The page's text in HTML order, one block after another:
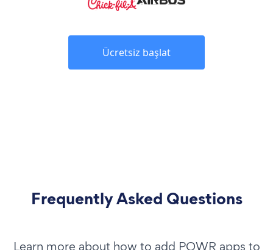
Ücretsiz başlat
Frequently Asked Questions
Learn more about how to add POWR apps to